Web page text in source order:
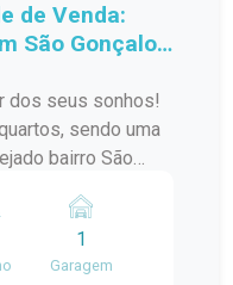
de Venda:
São Gonçalo,
dos seus sonhos!
sendo uma
bairro São
para
momentos de
1
Garagem